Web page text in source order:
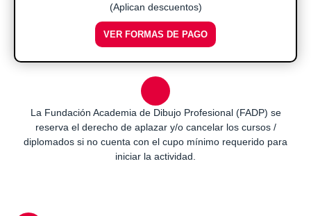
(Aplican descuentos)
VER FORMAS DE PAGO
La Fundación Academia de Dibujo Profesional (FADP) se
reserva el derecho de aplazar y/o cancelar los cursos /
diplomados si no cuenta con el cupo mínimo requerido para
iniciar la actividad.